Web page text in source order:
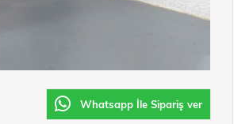
Whatsapp İle Sipariş ver